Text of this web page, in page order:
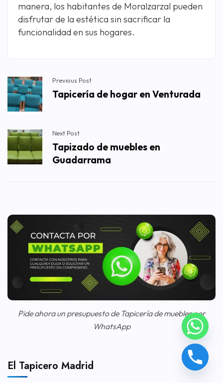
manera, los habitantes de Moralzarzal pueden
disfrutar de la estética sin sacrificar la
funcionalidad en sus hogares.
Previous Post
Tapicería de hogar en Venturada
Next Post
Tapizado de muebles en
Guadarrama
Pide ahora un presupuesto de Tapicería de muebles por
WhatsApp
El Tapicero Madrid